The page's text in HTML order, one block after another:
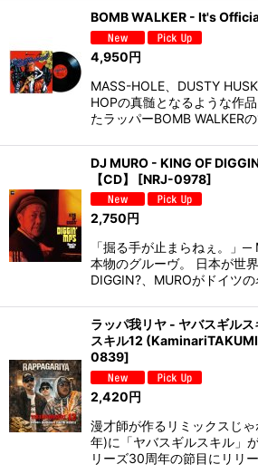
BOMB WALKER - It's
4,950円
MASS-HOLE、DUSTY
HOPの真髄となるような作
たラッパーBOMB WALKER
DJ MURO - KING OF
【CD】
[NRJ-0978]
2,750円
「掘る手が止まらねぇ。」─
本物のグルーヴ。 日本が世
DIGGIN?、MUROがドイツ
ラッパ我リヤ - ヤバスギル
スキル12
0839]
2,420円
漫才師が作るリミックスじ
年)に「ヤバスギルスキル」
リーズ30周年の節目にリリ